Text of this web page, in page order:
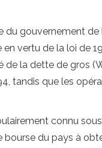
du gouvernement
vertu de la loi de
la dette de gros
tandis que les
connu sous
du pays à